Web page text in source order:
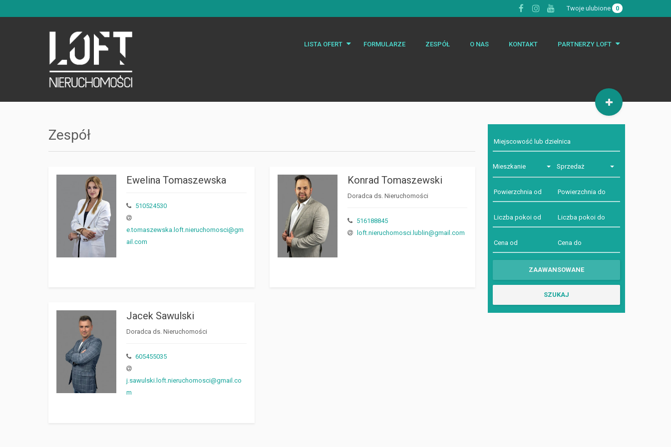
Twoje ulubione 0
LISTA OFERT FORMULARZE ZESPÓŁ O NAS KONTAKT PARTNERZY LOFT
Rolety i Żaluzje
Zespół
Ewelina Tomaszewska
510524530
e.tomaszewska.loft.nieruchomosci@gm
ail.com
Konrad Tomaszewski
Doradca ds. Nieruchomości
516188845
loft.nieruchomosci.lublin@gmail.com
Jacek Sawulski
Doradca ds. Nieruchomości
605455035
j.sawulski.loft.nieruchomosci@gmail.co
m
Mieszkanie Sprzedaż